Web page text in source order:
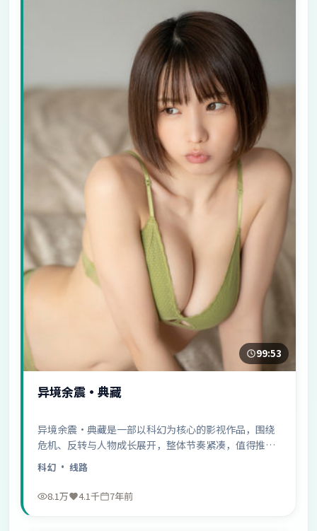
99:53
异境余震·典藏
异境余震·典藏是一部以科幻为核心的影视作品，围绕
危机、反转与人物成长展开，整体节奏紧凑，值得推荐
观看。
科幻 · 线路
8.1万 4.1千 7年前